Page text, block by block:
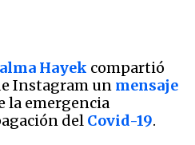
Hayek compartió
Instagram un mensaje
la emergencia
del Covid-19.